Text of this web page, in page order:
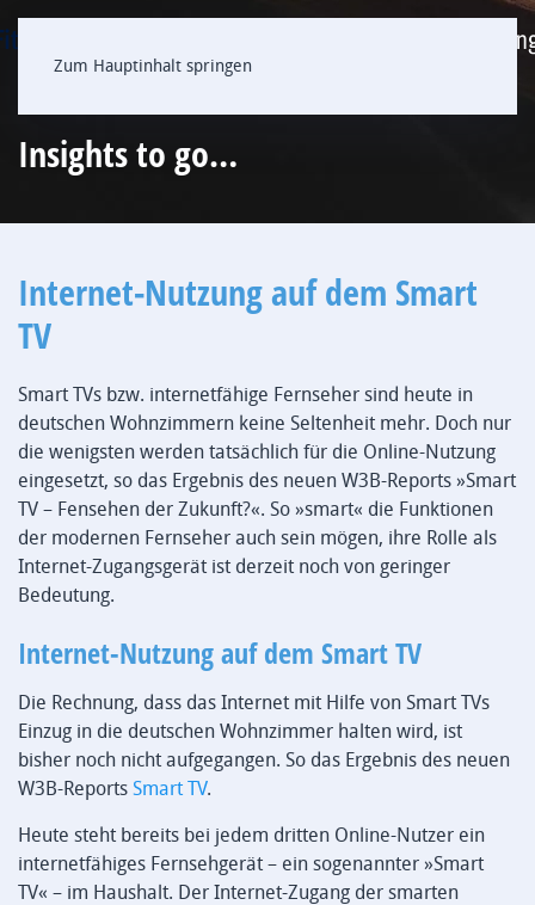
Zum Hauptinhalt springen
Insights to go…
Internet-Nutzung auf dem Smart
TV
Smart TVs bzw. internetfähige Fernseher sind heute in
deutschen Wohnzimmern keine Seltenheit mehr. Doch nur
die wenigsten werden tatsächlich für die Online-Nutzung
eingesetzt, so das Ergebnis des neuen W3B-Reports »Smart
TV – Fensehen der Zukunft?«. So »smart« die Funktionen
der modernen Fernseher auch sein mögen, ihre Rolle als
Internet-Zugangsgerät ist derzeit noch von geringer
Bedeutung.
Internet-Nutzung auf dem Smart TV
Die Rechnung, dass das Internet mit Hilfe von Smart TVs
Einzug in die deutschen Wohnzimmer halten wird, ist
bisher noch nicht aufgegangen. So das Ergebnis des neuen
W3B-Reports Smart TV.
Heute steht bereits bei jedem dritten Online-Nutzer ein
internetfähiges Fernsehgerät – ein sogenannter »Smart
TV« – im Haushalt. Der Internet-Zugang der smarten